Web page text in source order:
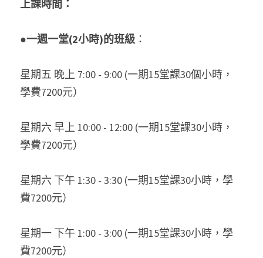
上課時間：
●一週一堂(2小時)的班級 ：
星期五 晚上 7:00 - 9:00 (一期15堂課30個小時，
學費7200元）
星期六 早上 10:00 - 12:00 (一期15堂課30小時，
學費7200元）
星期六 下午 1:30 - 3:30 (一期15堂課30小時，學
費7200元）
星期一 下午 1:00 - 3:00 (一期15堂課30小時，學
費7200元）